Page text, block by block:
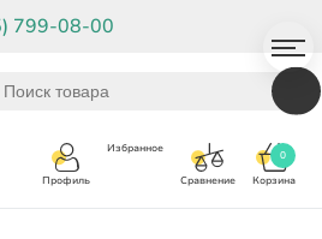
799-08-00
Профиль
Избранное
Сравнение Корзина
0